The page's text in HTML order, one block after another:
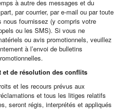
à autre des messages et du
par courrier, par e-mail ou par toute
fournissez (y compris votre
ou les SMS). Si vous ne
ou avis promotionnels, veuillez
à l’envoi de bulletins
et de résolution des conflits
et les recours prévus aux
et tous les litiges relatifs
seront régis, interprétés et appliqués